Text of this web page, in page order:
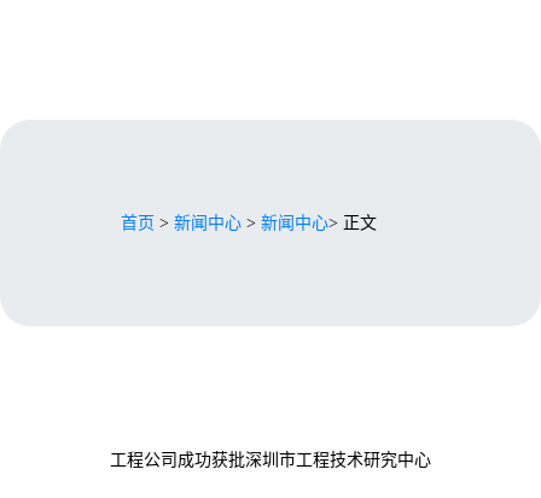
首页 > 新闻中心 > 新闻中心> 正文
工程公司成功获批深圳市工程技术研究中心